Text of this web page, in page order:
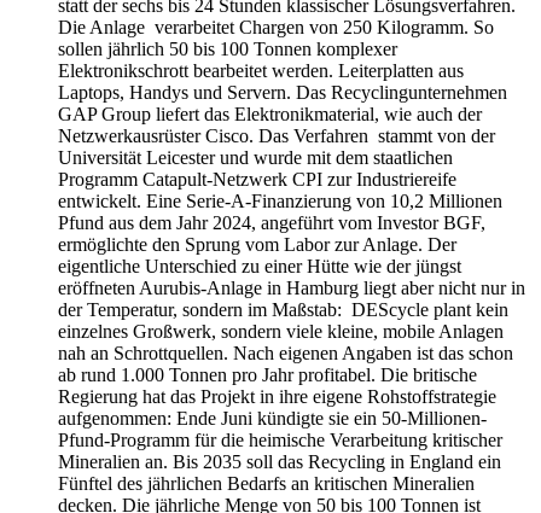
statt der sechs bis 24 Stunden klassischer Lösungsverfahren.
Die Anlage verarbeitet Chargen von 250 Kilogramm. So
sollen jährlich 50 bis 100 Tonnen komplexer
Elektronikschrott bearbeitet werden. Leiterplatten aus
Laptops, Handys und Servern. Das Recyclingunternehmen
GAP Group liefert das Elektronikmaterial, wie auch der
Netzwerkausrüster Cisco. Das Verfahren stammt von der
Universität Leicester und wurde mit dem staatlichen
Programm Catapult-Netzwerk CPI zur Industriereife
entwickelt. Eine Serie-A-Finanzierung von 10,2 Millionen
Pfund aus dem Jahr 2024, angeführt vom Investor BGF,
ermöglichte den Sprung vom Labor zur Anlage. Der
eigentliche Unterschied zu einer Hütte wie der jüngst
eröffneten Aurubis-Anlage in Hamburg liegt aber nicht nur in
der Temperatur, sondern im Maßstab: DEScycle plant kein
einzelnes Großwerk, sondern viele kleine, mobile Anlagen
nah an Schrottquellen. Nach eigenen Angaben ist das schon
ab rund 1.000 Tonnen pro Jahr profitabel. Die britische
Regierung hat das Projekt in ihre eigene Rohstoffstrategie
aufgenommen: Ende Juni kündigte sie ein 50-Millionen-
Pfund-Programm für die heimische Verarbeitung kritischer
Mineralien an. Bis 2035 soll das Recycling in England ein
Fünftel des jährlichen Bedarfs an kritischen Mineralien
decken. Die jährliche Menge von 50 bis 100 Tonnen ist